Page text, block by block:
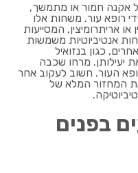
אקנה חמור או מתמשך,
רופא עור. משחות אלו
או אריתרומיצין, המסייעות
אנטיביוטיות משמשות
כגון בנזואיל
יעילותן. מרחו שכבה
העור. חשוב לעקוב אחר
המחזור המלא של
בפנים